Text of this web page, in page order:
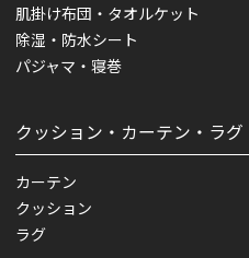
肌掛け布団・タオルケット
除湿・防水シート
パジャマ・寝巻
クッション・カーテン・ラグ
カーテン
クッション
ラグ